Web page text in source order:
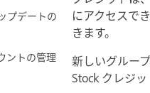
プデートの
ントの管理
にアクセスで
きます。
新しいグルー
Stock クレジ